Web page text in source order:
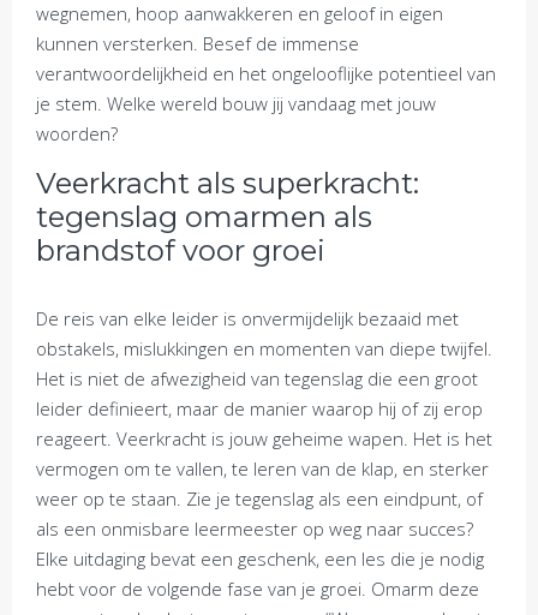
wegnemen, hoop aanwakkeren en geloof in eigen
kunnen versterken. Besef de immense
verantwoordelijkheid en het ongelooflijke potentieel van
je stem. Welke wereld bouw jij vandaag met jouw
woorden?
Veerkracht als superkracht:
tegenslag omarmen als
brandstof voor groei
De reis van elke leider is onvermijdelijk bezaaid met
obstakels, mislukkingen en momenten van diepe twijfel.
Het is niet de afwezigheid van tegenslag die een groot
leider definieert, maar de manier waarop hij of zij erop
reageert. Veerkracht is jouw geheime wapen. Het is het
vermogen om te vallen, te leren van de klap, en sterker
weer op te staan. Zie je tegenslag als een eindpunt, of
als een onmisbare leermeester op weg naar succes?
Elke uitdaging bevat een geschenk, een les die je nodig
hebt voor de volgende fase van je groei. Omarm deze